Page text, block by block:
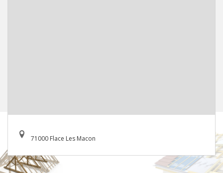
71000 Flace Les Macon